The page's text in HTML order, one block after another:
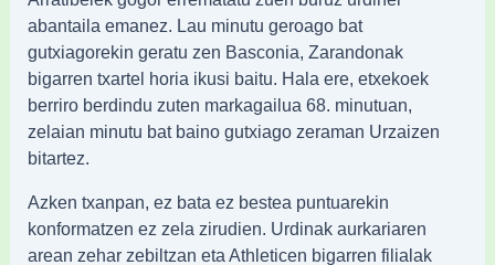
abantaila emanez. Lau minutu geroago bat
gutxiagorekin geratu zen Basconia, Zarandonak
bigarren txartel horia ikusi baitu. Hala ere, etxekoek
berriro berdindu zuten markagailua 68. minutuan,
zelaian minutu bat baino gutxiago zeraman Urzaizen
bitartez.
Azken txanpan, ez bata ez bestea puntuarekin
konformatzen ez zela zirudien. Urdinak aurkariaren
arean zehar zebiltzan eta Athleticen bigarren filialak